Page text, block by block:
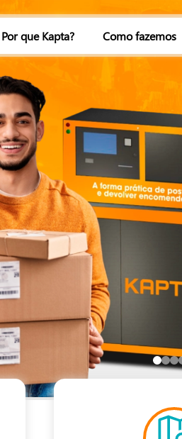
Por que Kapta? Como fazemos